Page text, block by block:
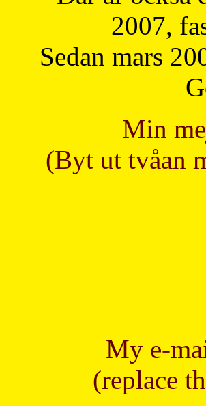
2007,
Sedan mars
Min
(Byt ut tvåan
My e-
(replace